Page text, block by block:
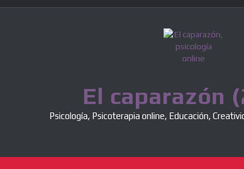
El caparazón
Psicología, Psicoterapia online, Educación,